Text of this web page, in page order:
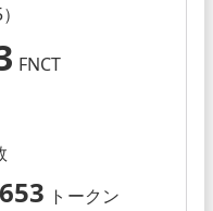
FNCT
トークン